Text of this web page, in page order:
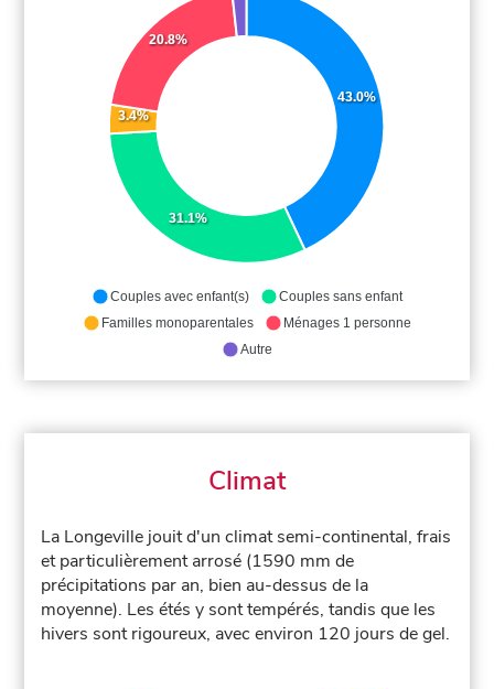
43.0%
31.1%
3.4%
20.8%
Couples avec enfant(s)
Couples sans enfant
Familles monoparentales
Ménages 1 personne
Autre
Climat
La Longeville jouit d'un climat semi-continental, frais
et particulièrement arrosé (1590 mm de
précipitations par an, bien au-dessus de la
moyenne). Les étés y sont tempérés, tandis que les
hivers sont rigoureux, avec environ 120 jours de gel.